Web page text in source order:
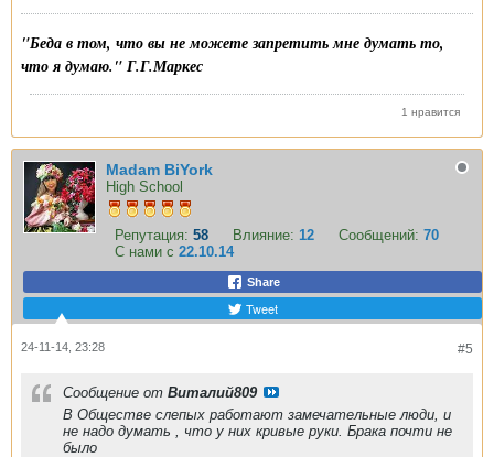
"Беда в том, что вы не можете запретить мне думать то,
что я думаю." Г.Г.Маркес
1 нравится
Madam BiYork
High School
Репутация: 58 Влияние: 12 Сообщений: 70
С нами с 22.10.14
Share
Tweet
#5
24-11-14, 23:28
Сообщение от Виталий809
В Обществе слепых работают замечательные люди, и
не надо думать , что у них кривые руки. Брака почти не
было